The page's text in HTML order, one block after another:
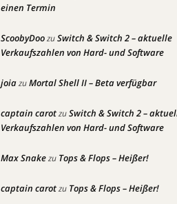
einen Termin
ScoobyDoozuSwitch & Switch 2 – aktuelle
Verkaufszahlen von Hard- und Software
joiazuMortal Shell II – Beta verfügbar
captain carotzuSwitch & Switch 2 –
Verkaufszahlen von Hard- und Software
Max Snakezu Tops & Flops – Heißer!
captain carotzu Tops & Flops – Heißer!